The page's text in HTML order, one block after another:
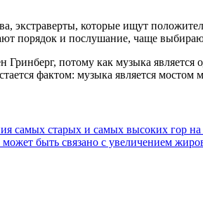
экстраверты, которые ищут
порядок и послушание, чаще
потому как музыка
фактом: музыка является
самых старых и самых высоких гор на
быть связано с увеличением